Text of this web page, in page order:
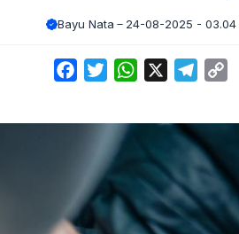
Bayu Nata 24-08-2025 - 03.04
FacebookTwitterWhatsApp